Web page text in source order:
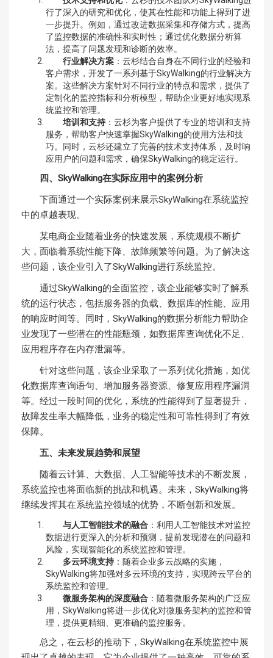
行了深入的研究和优化，使其在性能和功能上得到了进
一步提升。例如，通过改进数据采集和存储方式，提高
了监控数据的准确性和实时性；通过优化数据分析算
法，提高了问题发现和诊断的效率。
行业解决方案 ：云杉结合自身在不同行业的经验和
客户需求，开发了一系列基于SkyWalking的行业解决方
案。这些解决方案针对不同行业的特点和需求，提供了
定制化的监控指标和分析模型，帮助企业更好地实现系
统监控和管理。
培训和支持 ：云杉为客户提供了专业的培训和支持
服务，帮助客户快速掌握SkyWalking的使用方法和技
巧。同时，云杉还建立了完善的技术支持体系，及时响
应用户的问题和需求，确保SkyWalking的稳定运行。
四、SkyWalking在实际应用中的案例分析
下面通过一个实际案例来展示SkyWalking在系统监控
中的卓越表现。
某电商企业随着业务的快速发展，系统规模不断扩
大，面临着系统性能下降、故障频繁等问题。为了解决这
些问题，该企业引入了SkyWalking进行系统监控。
通过SkyWalking的全面监控，该企业能够实时了解系
统的运行状态，包括服务器的负载、数据库的性能、应用
的响应时间等。同时，SkyWalking的数据分析能力帮助企
业发现了一些潜在的性能瓶颈，如数据库查询优化不足、
应用程序存在内存泄漏等。
针对这些问题，该企业采取了一系列优化措施，如优
化数据库查询语句、增加服务器资源、修复应用程序漏洞
等。经过一段时间的优化，系统的性能得到了显著提升，
故障发生率大幅降低，业务的稳定性和可靠性得到了有效
保障。
五、未来发展趋势和展望
随着云计算、大数据、人工智能等技术的不断发展，
系统监控也将面临新的挑战和机遇。未来，SkyWalking将
继续发挥其在系统监控领域的优势，不断创新和发展。
与人工智能技术的融合 ：利用人工智能技术对监控
数据进行更深入的分析和预测，提前发现潜在的问题和
风险，实现智能化的系统监控和管理。
多云环境支持 ：随着企业多云战略的实施，
SkyWalking将加强对多云环境的支持，实现跨云平台的
系统监控和管理。
微服务架构的深度融合 ：随着微服务架构的广泛应
用，SkyWalking将进一步优化对微服务架构的监控和管
理，提供更精细、更准确的监控服务。
总之，在云杉的推动下，SkyWalking在系统监控中展